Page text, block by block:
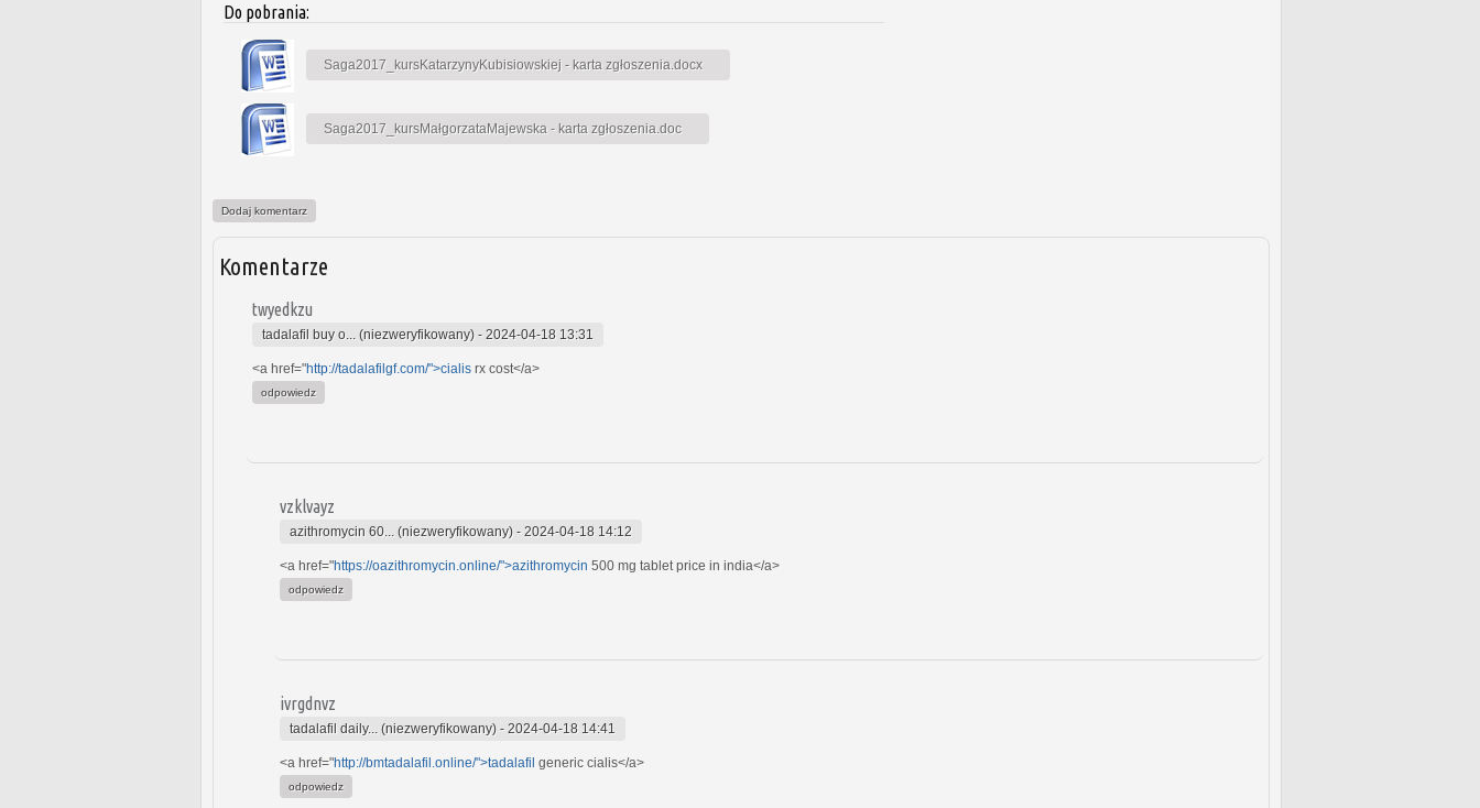
Do pobrania:
Saga2017_kursKatarzynyKubisiowskiej - karta zgłoszenia.docx
Saga2017_kursMałgorzataMajewska - karta zgłoszenia.doc
Dodaj komentarz
Komentarze
twyedkzu
tadalafil buy o... (niezweryfikowany) - 2024-04-18 13:31
<a href="http://tadalafilgf.com/">cialis rx cost</a>
odpowiedz
vzklvayz
azithromycin 60... (niezweryfikowany) - 2024-04-18 14:12
<a href="https://oazithromycin.online/">azithromycin 500 mg tablet price in india</a>
odpowiedz
ivrgdnvz
tadalafil daily... (niezweryfikowany) - 2024-04-18 14:41
<a href="http://bmtadalafil.online/">tadalafil generic cialis</a>
odpowiedz